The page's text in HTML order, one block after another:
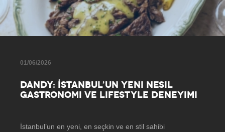
01/06/2026
DANDY: İSTANBUL’UN YENI NESIL
GASTRONOMI VE LIFESTYLE DENEYIMI
İstanbul’un en yeni, en seçkin ve en stil sahibi